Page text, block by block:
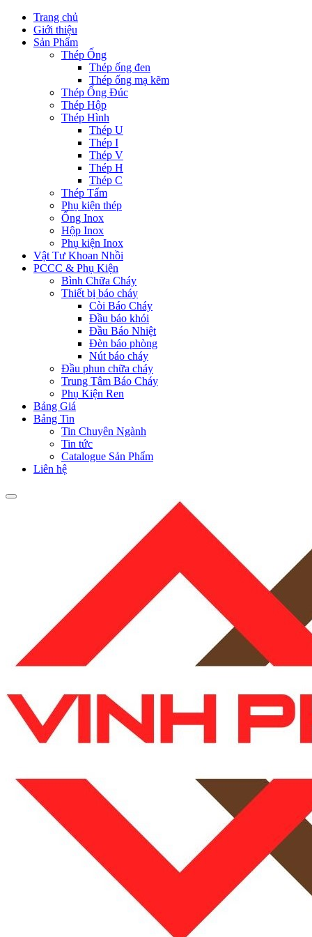
Trang chủ
Giới thiệu
Sản Phẩm
Thép Ống
Thép ống đen
Thép ống mạ kẽm
Thép Ống Đúc
Thép Hộp
Thép Hình
Thép U
Thép I
Thép V
Thép H
Thép C
Thép Tấm
Phụ kiện thép
Ống Inox
Hộp Inox
Phụ kiện Inox
Vật Tư Khoan Nhồi
PCCC & Phụ Kiện
Bình Chữa Cháy
Thiết bị báo cháy
Còi Báo Cháy
Đầu báo khói
Đầu Báo Nhiệt
Đèn báo phòng
Nút báo cháy
Đầu phun chữa cháy
Trung Tâm Báo Cháy
Phụ Kiện Ren
Bảng Giá
Bảng Tin
Tin Chuyên Ngành
Tin tức
Catalogue Sản Phẩm
Liên hệ